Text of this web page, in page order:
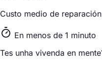
Custo medio de reparación
En menos de 1 minuto
Tes unha vivenda en